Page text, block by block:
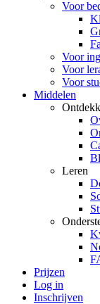
Voor
Voor
Voor
Voor
Middelen
Leren
Prijzen
Log in
Inschrijven